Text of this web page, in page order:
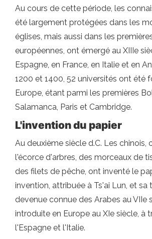
Au cours de cette période, les
été largement protégées dans les
églises, mais aussi dans les
européennes, ont émergé au XIIIe
Espagne, en France, en Italie et en
1200 et 1400, 52 universités ont été
Europe, étant parmi les premières
Salamanca, Paris et Cambridge.
L'invention du papier
Au deuxième siècle d.C. Les chinois,
l'écorce d'arbres, des morceaux de
des filets de pêche, ont inventé le
invention, attribuée à Ts'ai Lun, et sa
devenue connue des Arabes au VIIe
introduite en Europe au XIe siècle, à
l'Espagne et l'Italie.